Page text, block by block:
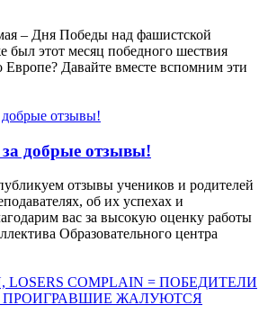
– Дня Победы над фашистской
был этот месяц победного шествия
Давайте вместе вспомним эти
добрые отзывы!
отзывы учеников и родителей
об их успехах и
вас за высокую оценку работы
Образовательного центра